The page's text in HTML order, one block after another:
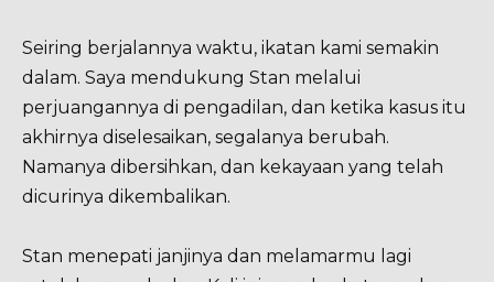
Seiring berjalannya waktu, ikatan kami semakin
dalam. Saya mendukung Stan melalui
perjuangannya di pengadilan, dan ketika kasus itu
akhirnya diselesaikan, segalanya berubah.
Namanya dibersihkan, dan kekayaan yang telah
dicurinya dikembalikan.
Stan menepati janjinya dan melamarmu lagi